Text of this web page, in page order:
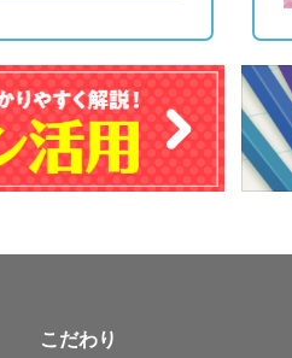
こだわり